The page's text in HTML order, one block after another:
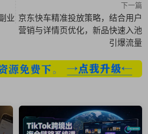
核心应用.mp4
核心指标和玩法.mp4
券中心.mp4
玩法.mp4
促详解.mp4
业
下一篇
京东快车精准投放策略，结合用户
营销与详情页优化，新品快速入池
引爆流量